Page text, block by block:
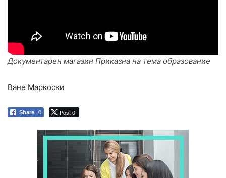
Документарен магазин Приказна на тема образование
Ване Маркоски
Share 0 Post 0